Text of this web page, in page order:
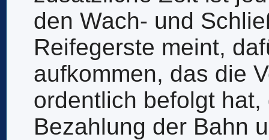
den Wach- und
Reifegerste meint,
aufkommen, das die
ordentlich befolgt
Bezahlung der Bahn